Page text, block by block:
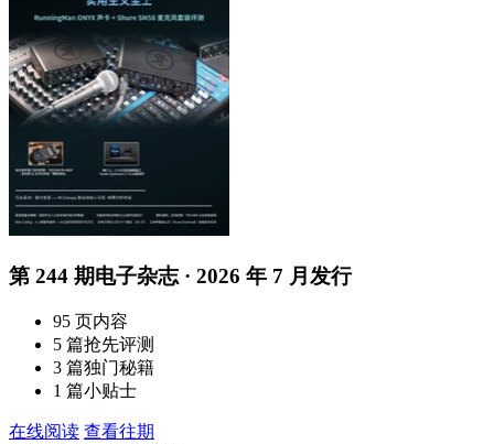
第 244 期电子杂志 · 2026 年 7 月发行
95 页内容
5 篇抢先评测
3 篇独门秘籍
1 篇小贴士
在线阅读 查看往期